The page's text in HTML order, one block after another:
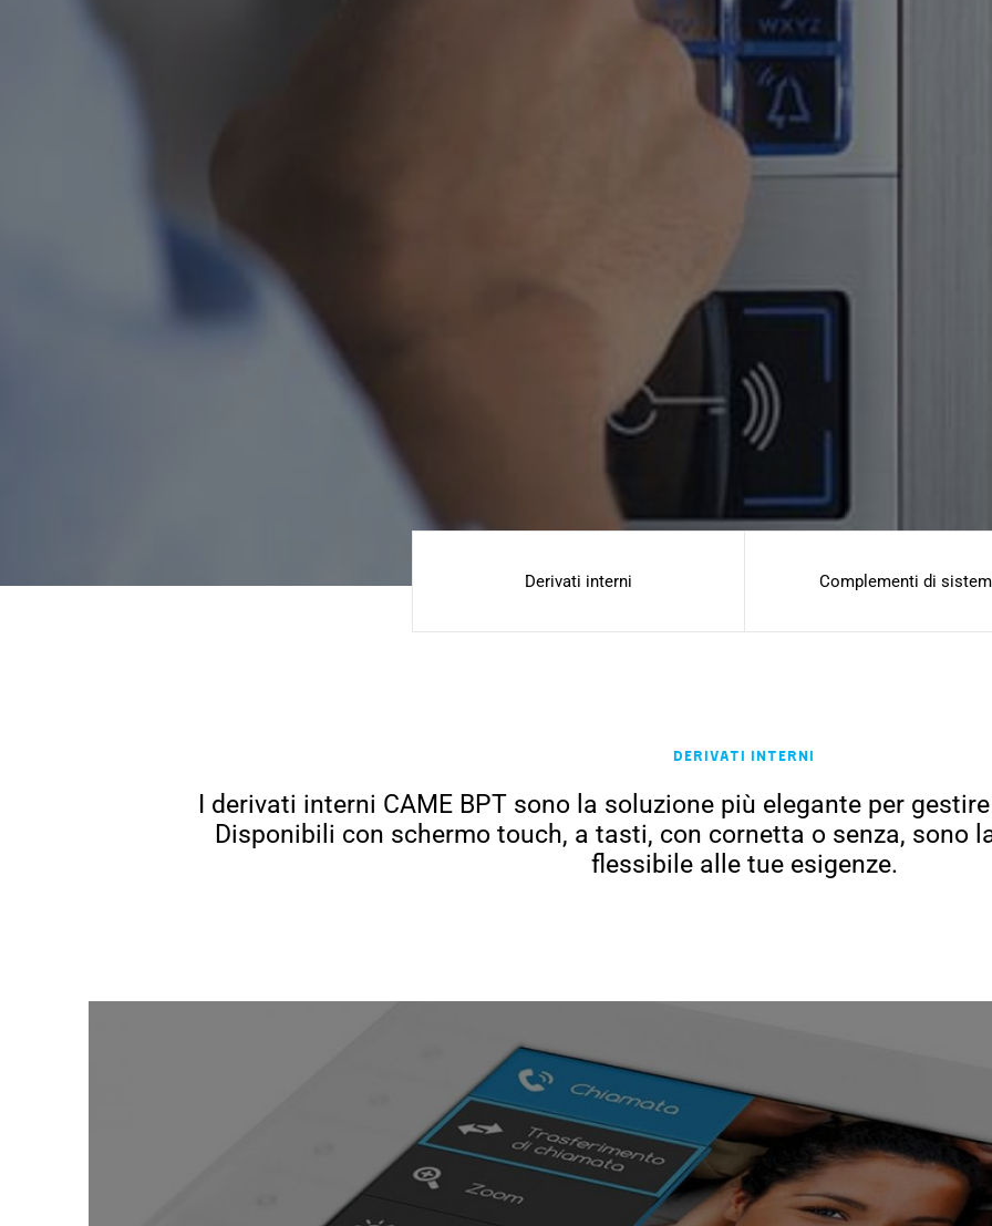
Derivati interni Complementi di
Derivati interni
I derivati interni CAME BPT sono la soluzione più elegante per
Disponibili con schermo touch, a tasti, con cornetta o senza, sono
flessibile alle tue esigenze.